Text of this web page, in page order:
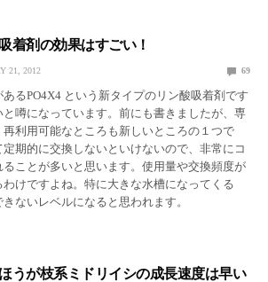
着剤の効果はすごい！
21, 2012 69
るPO4X4 という新タイプのリン酸吸着剤です
噂になっています。前にも書きましたが、専
利用可能なところも新しいところの１つで
期的に交換しないといけないので、非常にコ
ることが多いと思います。使用量や交換頻度が
けですよね。特に大きな水槽になってくる
ないレベルになると思われます。
うが枝系ミドリイシの成長速度は早い